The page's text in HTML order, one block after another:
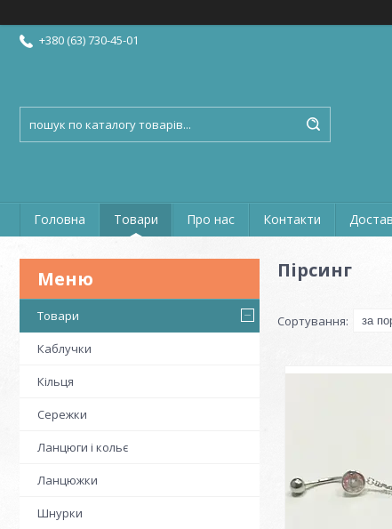
+380 (63) 730-45-01
Головна Товари Про нас Контакти
Товари
Каблучки
Кільця
Сережки
Ланцюги і кольє
Ланцюжки
Шнурки
Пірсинг